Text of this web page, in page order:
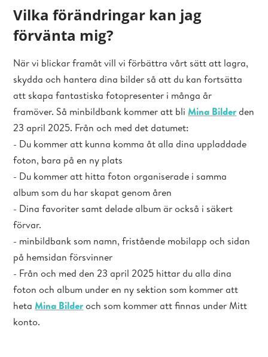
Vilka förändringar kan jag
förvänta mig?
När vi blickar framåt vill vi förbättra vårt sätt att lagra,
skydda och hantera dina bilder så att du kan fortsätta
att skapa fantastiska fotopresenter i många år
framöver. Så minbildbank kommer att bli Mina Bilderden
23 april 2025. Från och med det datumet:
- Du kommer att kunna komma åt alla dina uppladdade
foton, bara på en ny plats
- Du kommer att hitta foton organiserade i samma
album som du har skapat genom åren
- Dina favoriter samt delade album är också i säkert
förvar.
- minbildbank som namn, fristående mobilapp och sidan
på hemsidan försvinner
- Från och med den 23 april 2025 hittar du alla dina
foton och album under en ny sektion som kommer att
hetaMina Bilderoch som kommer att finnas under Mitt
konto.